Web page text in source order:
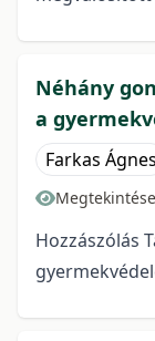
Néhány
a
Farkas Ágnes
Hozzászólás